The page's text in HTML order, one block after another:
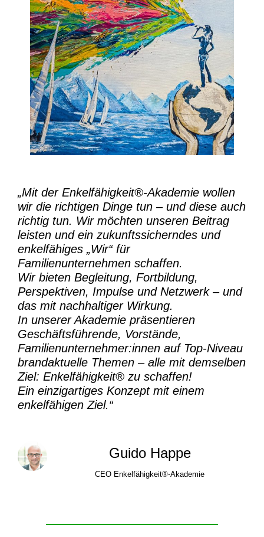
„Mit der Enkelfähigkeit®-Akademiewollen
wir die richtigen Dinge tun – und diese auch
richtig tun. Wir möchten unseren Beitrag
leisten und ein zukunftssicherndes und
enkelfähiges „Wir“ für
Familienunternehmen schaffen.
Wir bieten Begleitung, Fortbildung,
Perspektiven, Impulse und Netzwerk – und
das mit nachhaltiger Wirkung.
In unserer Akademie präsentieren
Geschäftsführende, Vorstände,
Familienunternehmer:innen auf Top-Niveau
brandaktuelle Themen – alle mit demselben
Ziel: Enkelfähigkeit® zu schaffen!
Ein einzigartiges Konzept mit einem
enkelfähigen Ziel.“
Guido Happe
CEO Enkelfähigkeit®-Akademie